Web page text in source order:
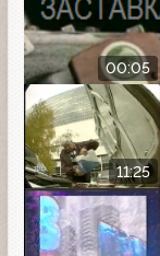
00:05
11:25